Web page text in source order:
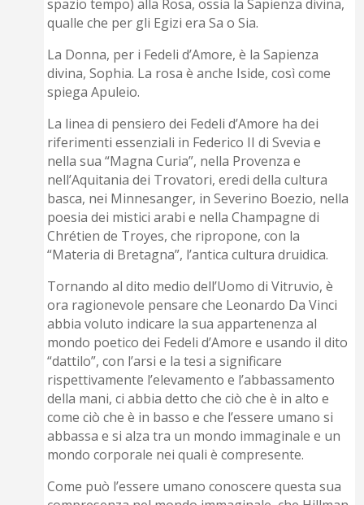
spazio tempo) alla Rosa, ossia la Sapienza divina,
qualle che per gli Egizi era Sa o Sia.
La Donna, per i Fedeli d’Amore, è la Sapienza
divina, Sophia. La rosa è anche Iside, così come
spiega Apuleio.
La linea di pensiero dei Fedeli d’Amore ha dei
riferimenti essenziali in Federico II di Svevia e
nella sua “Magna Curia”, nella Provenza e
nell’Aquitania dei Trovatori, eredi della cultura
basca, nei Minnesanger, in Severino Boezio, nella
poesia dei mistici arabi e nella Champagne di
Chrétien de Troyes, che ripropone, con la
“Materia di Bretagna”, l’antica cultura druidica.
Tornando al dito medio dell’Uomo di Vitruvio, è
ora ragionevole pensare che Leonardo Da Vinci
abbia voluto indicare la sua appartenenza al
mondo poetico dei Fedeli d’Amore e usando il dito
“dattilo”, con l’arsi e la tesi a significare
rispettivamente l’elevamento e l’abbassamento
della mani, ci abbia detto che ciò che è in alto e
come ciò che è in basso e che l’essere umano si
abbassa e si alza tra un mondo immaginale e un
mondo corporale nei quali è compresente.
Come può l’essere umano conoscere questa sua